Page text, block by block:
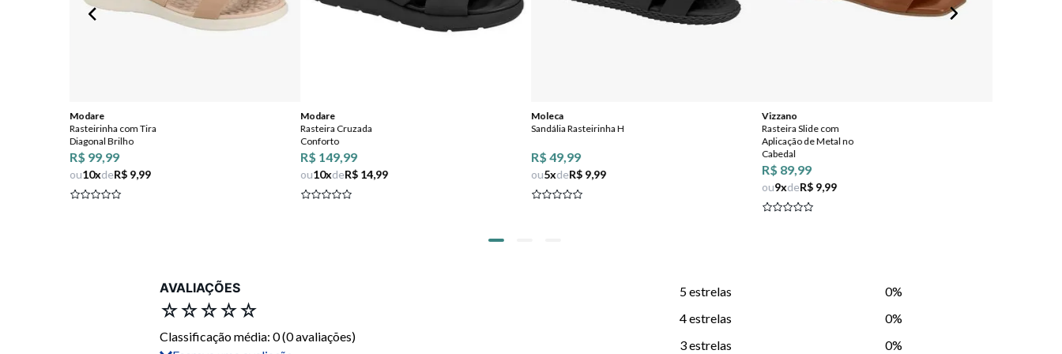
Modare
Rasteirinha com Tira
Diagonal Brilho
R$ 99,99
ou10xdeR$ 9,99
Modare
Rasteira Cruzada
Conforto
R$ 149,99
ou10xdeR$ 14,99
Moleca
Sandália Rasteirinha H
R$ 49,99
ou5xdeR$ 9,99
Vizzano
Rasteira Slide com
Aplicação de Metal no
Cabedal
R$ 89,99
ou9xdeR$ 9,99
AVALIAÇÕES
☆☆☆☆☆
Classificação média: 0(0 avaliações)
5 estrelas
0%
4 estrelas
0%
3 estrelas
0%